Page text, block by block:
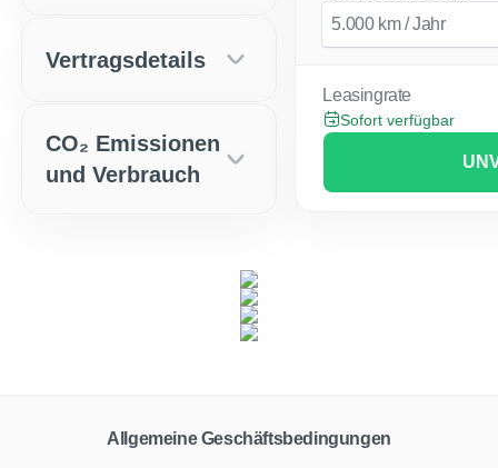
Leasingrate
Sofort verfügbar
Vertragsdetails
CO₂ Emissionen
und Verbrauch
Allgemeine Geschäftsbedingungen